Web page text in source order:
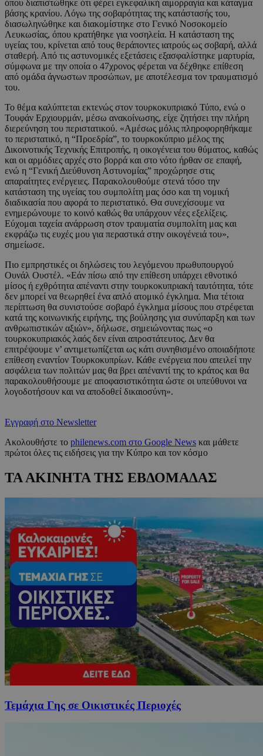
όπου διαπιστώθηκε ότι φέρει εγκεφαλική αιμορραγία και κάταγμα
βάσης κρανίου. Λόγω της σοβαρότητας της κατάστασής του,
διασωληνώθηκε και διακομίστηκε στο Γενικό Νοσοκομείο
Λευκωσίας, όπου κρατήθηκε για νοσηλεία. Η κατάσταση της
υγείας του, κρίνεται από τους θεράποντες ιατρούς ως σοβαρή, αλλά
σταθερή. Από τις αστυνομικές εξετάσεις εξασφαλίστηκε μαρτυρία,
σύμφωνα με την οποία ο 47χρονος φέρεται να δέχθηκε επίθεση
από ομάδα άγνωστων προσώπων, με αποτέλεσμα τον τραυματισμό
του.
Το θέμα καλύπτεται εκτενώς στον τουρκοκυπριακό Τύπο, ενώ ο
Τουφάν Ερχιουρμάν, μέσω ανακοίνωσης, είχε ζητήσει την πλήρη
διερεύνηση του περιστατικού. «Αμέσως μόλις πληροφορηθήκαμε
το περιστατικό, η “Προεδρία”, το τουρκοκύπριο μέλος της
Δικοινοτικής Τεχνικής Επιτροπής, η οικογένεια του θύματος, καθώς
και οι αρμόδιες αρχές στο βορρά και στο νότο ήρθαν σε επαφή,
ενώ η “Γενική Διεύθυνση Αστυνομίας” προχώρησε στις
απαραίτητες ενέργειες. Παρακολουθούμε στενά τόσο την
κατάσταση της υγείας του συμπολίτη μας όσο και τη νομική
διαδικασία που αφορά το περιστατικό. Θα συνεχίσουμε να
ενημερώνουμε το κοινό καθώς θα υπάρχουν νέες εξελίξεις.
Εύχομαι ταχεία ανάρρωση στον τραυματία συμπολίτη μας και
εκφράζω τις ευχές μου για περαστικά στην οικογένειά του»,
σημείωσε.
Πιο εμπρηστικές οι δηλώσεις του λεγόμενου πρωθυπουργού
Ουνάλ Ουστέλ. «Εάν πίσω από την επίθεση υπάρχει εθνοτικό
μίσος ή εχθρότητα απέναντι στην τουρκοκυπριακή ταυτότητα, τότε
δεν μπορεί να θεωρηθεί ένα απλό ατομικό έγκλημα. Μια τέτοια
περίπτωση θα συνιστούσε σοβαρό έγκλημα μίσους που στρέφεται
κατά της κοινωνικής ειρήνης, της βούλησης για συνύπαρξη και των
ανθρωπιστικών αξιών», δήλωσε, σημειώνοντας πως «ο
τουρκοκυπριακός λαός δεν είναι απροστάτευτος. Δεν θα
επιτρέψουμε ν’ αντιμετωπίζεται ως κάτι συνηθισμένο οποιαδήποτε
επίθεση εναντίον Τουρκοκυπρίων. Κάθε ενέργεια που απειλεί την
ασφάλεια των πολιτών μας θα βρει απέναντί της το κράτος και θα
παρακολουθήσουμε με αποφασιστικότητα ώστε οι υπεύθυνοι να
λογοδοτήσουν και να αποδοθεί δικαιοσύνη».
Εγγραφή στο Newsletter
Ακολουθήστε το philenews.com στο Google News και μάθετε
πρώτοι όλες τις ειδήσεις για την Κύπρο και τον κόσμο
ΤΑ ΑΚΙΝΗΤΑ ΤΗΣ ΕΒΔΟΜΑΔΑΣ
Τεμάχια Γης σε Οικιστικές Περιοχές